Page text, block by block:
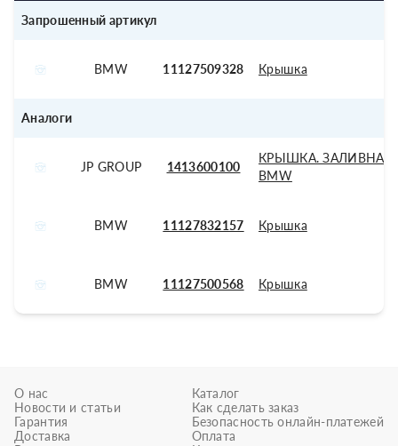
Запрошенный артикул
BMW 11127509328 Крышка
Аналоги
JP GROUP 1413600100
КРЫШКА. ЗАЛИВНАЯ
BMW
BMW 11127832157 Крышка
BMW 11127500568 Крышка
О нас
Новости и статьи
Гарантия
Доставка
Каталог
Как сделать заказ
Безопасность онлайн-платежей
Оплата